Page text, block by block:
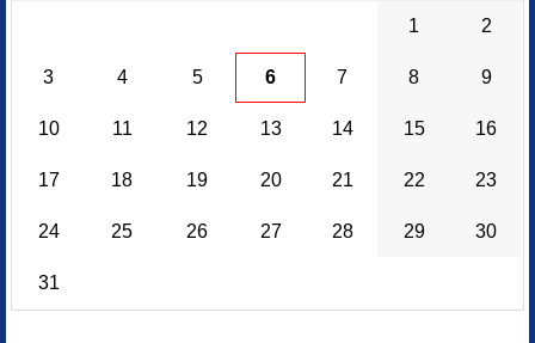
1 2
3 4 5 6 7 8 9
10 11 12 13 14 15 16
17 18 19 20 21 22 23
24 25 26 27 28 29 30
31